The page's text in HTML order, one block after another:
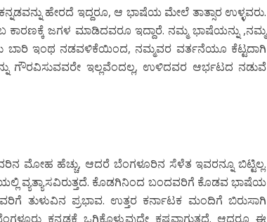
ಹೇರದೆ ಇದ್ದರೂ, ಆ ಭಾಷೆಯ ಮೇಲೆ ತಾತ್ಸಾರ ಉಳ್ಳವರು.
ಕಾರಣಕ್ಕೆ ಜಗಳ ಮಾಡಿದವರೂ ಇದ್ದಾರೆ. ನಮ್ಮ ಭಾಷೆಯನ್ನು ,ನಮ್ಮ
ಬಾರಿ ಇಂಥ ನಡವಳಿಕೆಯಿಂದ, ನಮ್ಮವರ ವರ್ತನೆಯೂ ಕೆಟ್ಟದಾಗಿ
ಗೌರವಿಸುವವರೇ ಇಲ್ಲವೆಂದಲ್ಲ, ಉಳಿದವರ ಆರ್ಭಟದ ನಡುವೆ
ಮೋಹ ಹೆಚ್ಚು, ಆದರೆ ಬೆಂಗಳೂರಿನ ಸೆಳೆತ ಇವರನ್ನೂ ಬಿಟ್ಟಿಲ್ಲ.
ವ್ಯತ್ಯಾಸವಿರುತ್ತದೆ. ಕೊಡಗಿನಿಂದ ಬಂದವರಿಗೆ ಕೊಡವ ಭಾಷೆಯ
ತುಳುವಿನ ಪ್ರಭಾವ. ಉತ್ತರ ಕರ್ನಾಟಕ ಮಂದಿಗೆ ಬಿರುಸಾಗಿ
ಕನ್ನಡಕ್ಕೆ ಒಗ್ಗಿಕೊಳ್ಳುವುದೇ ಕಷ್ಟವಾಗುತ್ತದೆ. ಆದರೂ ಈ